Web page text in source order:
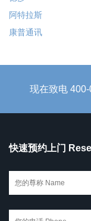
阿特拉斯
康普通讯
现在致电
快速预约上门